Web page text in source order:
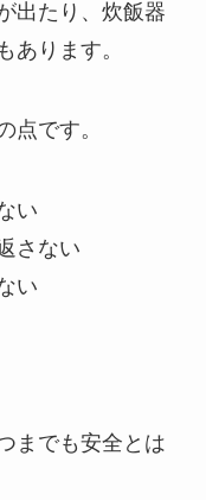
出たり、炊飯器
あります。
点です。
い
さない
い
までも安全とは